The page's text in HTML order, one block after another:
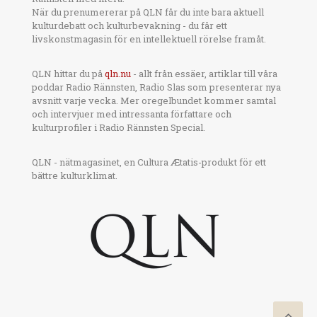
När du prenumererar på QLN får du inte bara aktuell
kulturdebatt och kulturbevakning - du får ett
livskonstmagasin för en intellektuell rörelse framåt.
QLN hittar du påqln.nu - allt från essäer, artiklar till våra
poddar Radio Rännsten, Radio Slas som presenterar nya
avsnitt varje vecka. Mer oregelbundet kommer samtal
och intervjuer med intressanta författare och
kulturprofiler i Radio Rännsten Special.
QLN - nätmagasinet, en Cultura Ætatis-produkt för ett
bättre kulturklimat.